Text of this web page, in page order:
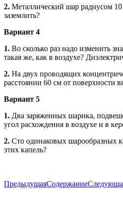
2. Металлический шар радиусом
заземлить?
Вариант 4
1. Во сколько раз надо изменить
такая же, как в воздухе?
2. На двух проводящих
расстоянии 60 см от поверхности
Вариант 5
1. Два заряженных шарика,
угол расхождения в воздухе и в
2. Сто одинаковых шарообразных
этих капель?
ПредыдущаяСодержание